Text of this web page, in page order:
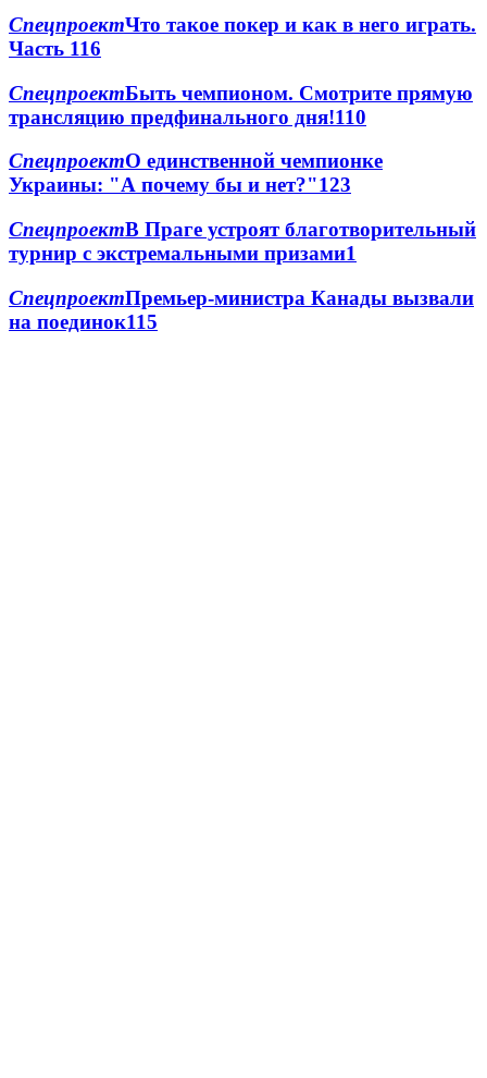
СпецпроектЧто такое покер и как в него играть.
Часть 116
СпецпроектБыть чемпионом. Смотрите прямую
трансляцию предфинального дня!110
СпецпроектО единственной чемпионке
Украины: "А почему бы и нет?"123
СпецпроектВ Праге устроят благотворительный
турнир с экстремальными призами1
СпецпроектПремьер-министра Канады вызвали
на поединок115